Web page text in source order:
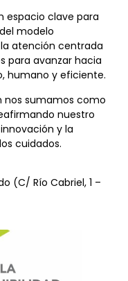
espacio clave para
modelo
atención centrada
para avanzar hacia
humano y eficiente.
nos sumamos como
nuestro
y la
cuidados.
(C/ Río Cabriel, 1 –